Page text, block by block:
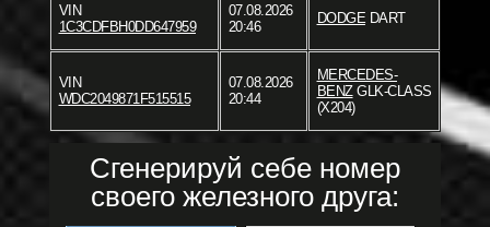
VIN
1C3CDFBH0DD647959
07.08.2026
20:46
DODGEDART
VIN
WDC2049871F515515
07.08.2026
20:44
MERCEDES-
BENZGLK-CLASS
(X204)
Сгенерируй себе номер
своего железного друга: